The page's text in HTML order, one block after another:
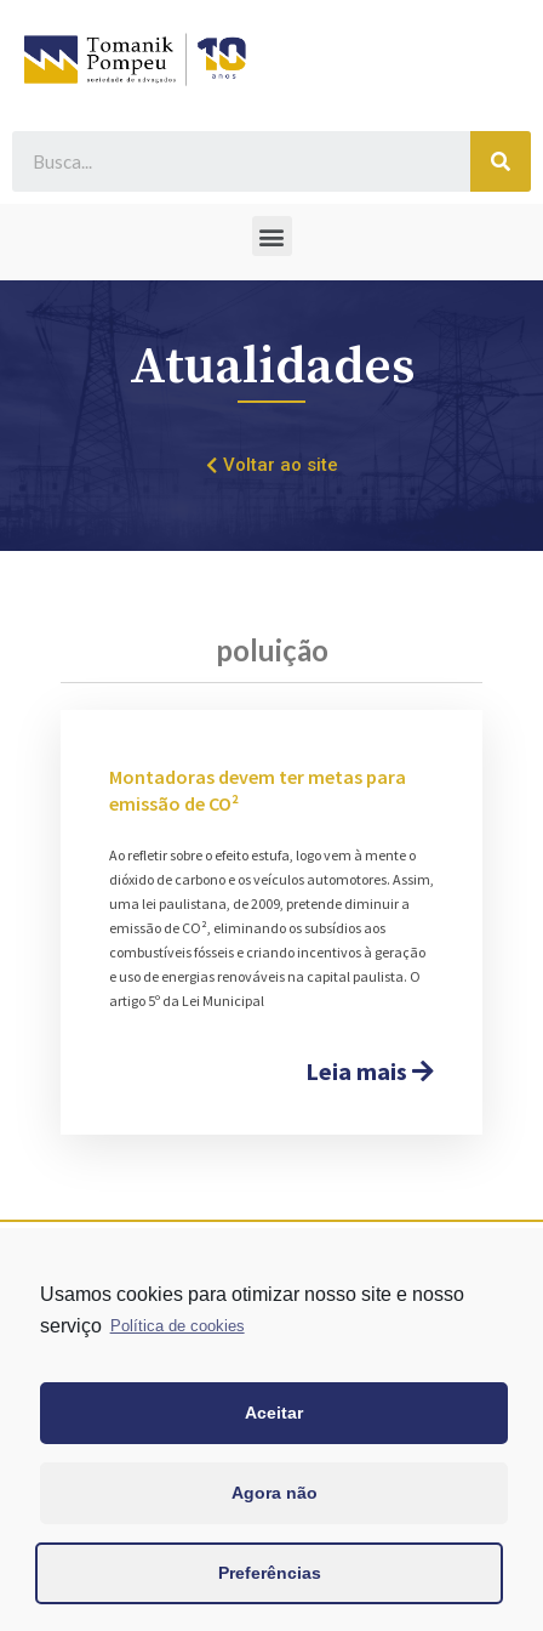
Atualidades
Voltar ao site
poluição
Montadoras devem ter metas para
emissão de CO²
Ao refletir sobre o efeito estufa, logo vem à mente o
dióxido de carbono e os veículos automotores. Assim,
uma lei paulistana, de 2009, pretende diminuir a
emissão de CO², eliminando os subsídios aos
combustíveis fósseis e criando incentivos à geração
e uso de energias renováveis na capital paulista. O
artigo 5º da Lei Municipal
Leia mais
andar – conj. 1305 – Vila Mariana - São Paulo/SP
Usamos cookies para otimizar nosso site e nosso
serviço Política de cookies
Aceitar
Agora não
Preferências